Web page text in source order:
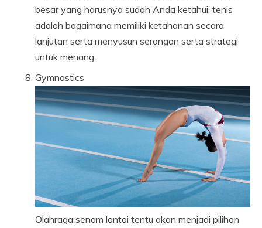
besar yang harusnya sudah Anda ketahui, tenis
adalah bagaimana memiliki ketahanan secara
lanjutan serta menyusun serangan serta strategi
untuk menang.
Gymnastics
Olahraga senam lantai tentu akan menjadi pilihan